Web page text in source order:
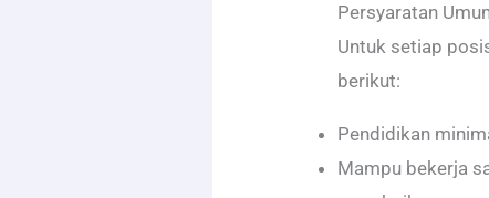
Persyaratan
Untuk setiap
berikut:
Pendidikan
Mampu bekerja